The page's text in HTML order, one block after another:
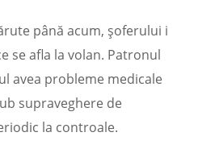
până acum, șoferului i
se afla la volan. Patronul
avea probleme medicale
supraveghere de
la controale.